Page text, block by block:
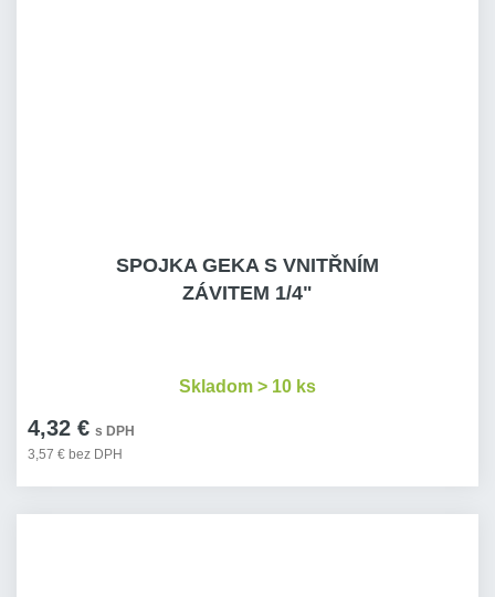
SPOJKA GEKA S VNITŘNÍM
ZÁVITEM 1/4"
4,32 € s DPH
3,57 € bez DPH
Skladom > 10 ks